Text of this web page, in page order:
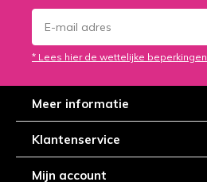
* Lees hier de wettelijke beperkingen
Meer informatie
Klantenservice
Mijn account